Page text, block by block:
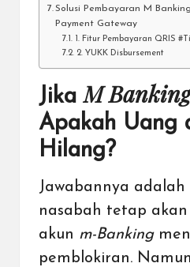
Solusi Pembayaran M
Payment Gateway
1. Fitur Pembayaran QRIS
2. YUKK Disbursement
JikaM Banking
Apakah Uang
Hilang?
Jawabannya
nasabah tetap
akun m-Banking
pemblokiran.